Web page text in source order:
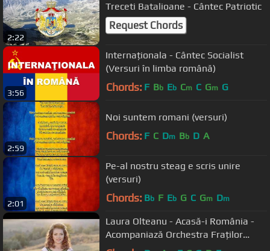
2:22
Treceti Batalioane - Cântec Patriotic
Request Chords
3:56
Internaționala - Cântec Socialist
(Versuri în limba română)
Chords: F Bb Eb Cm C Gm G
2:59
Noi suntem romani (versuri)
Chords: F C Dm Bb D A
2:01
Pe-al nostru steag e scris unire
(versuri)
Chords: Bb F Eb G C Gm Dm
Laura Olteanu - Acasă-i România -
Acompaniază Orchestra Fraților
Advahov